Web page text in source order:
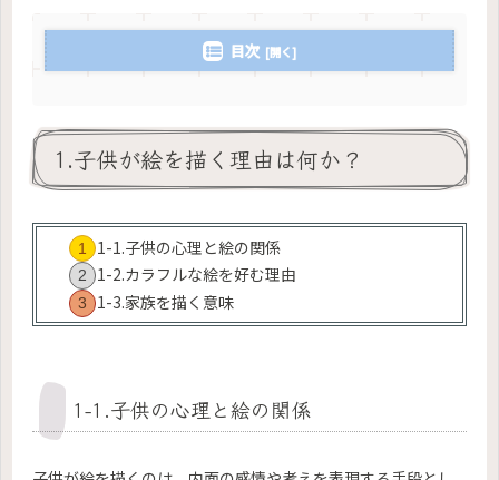
目次
1.子供が絵を描く理由は何か？
1-1.子供の心理と絵の関係
1-2.カラフルな絵を好む理由
1-3.家族を描く意味
1-1.子供の心理と絵の関係